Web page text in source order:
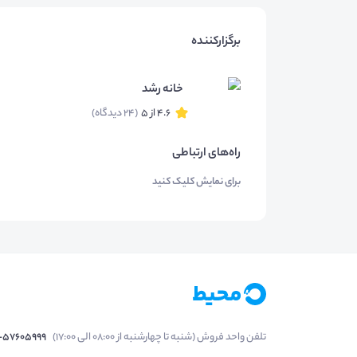
برگزارکننده
خانه رشد
4.6 از 5 (24 دیدگاه)
راه‌های ارتباطی
برای نمایش کلیک کنید
تلفن واحد فروش (شنبه تا چهارشنبه از 08:00 الی 17:00) 57605999